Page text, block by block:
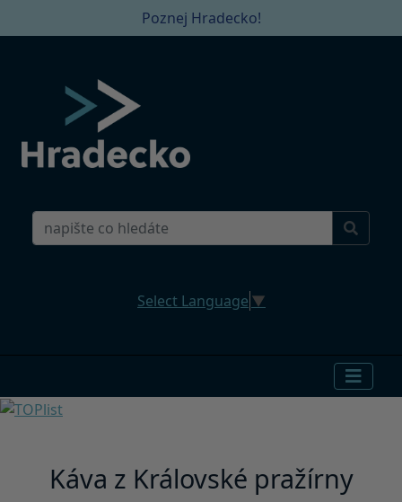
Poznej Hradecko!
Select Language ▼
Káva z Královské pražírny